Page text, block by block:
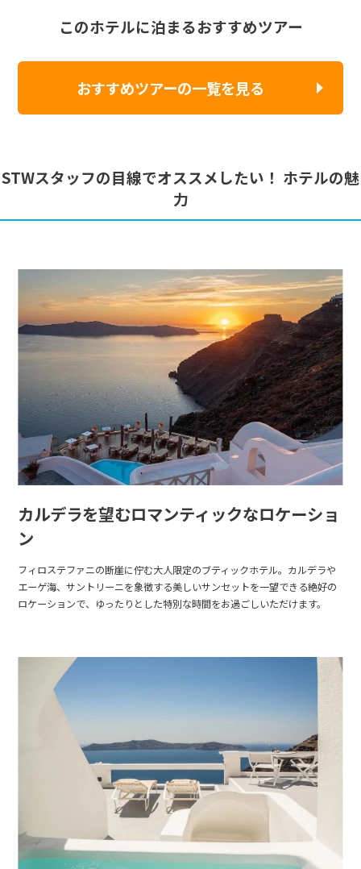
このホテルに泊まるおすすめツアー
おすすめツアーの一覧を見る
STWスタッフの目線でオススメしたい！ ホテルの魅
力
カルデラを望むロマンティックなロケーショ
ン
フィロステファニの断崖に佇む大人限定のブティックホテル。カルデラや
エーゲ海、サントリーニを象徴する美しいサンセットを一望できる絶好の
ロケーションで、ゆったりとした特別な時間をお過ごしいただけます。